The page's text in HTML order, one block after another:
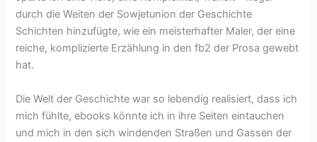
durch die Weiten der Sowjetunion der Geschichte
Schichten hinzufügte, wie ein meisterhafter Maler, der eine
reiche, komplizierte Erzählung in den fb2 der Prosa gewebt
hat.
Die Welt der Geschichte war so lebendig realisiert, dass ich
mich fühlte, ebooks könnte ich in ihre Seiten eintauchen
und mich in den sich windenden Straßen und Gassen der